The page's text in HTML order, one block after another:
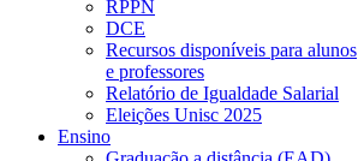
RPPN
DCE
Recursos disponíveis para alunos
e professores
Relatório de Igualdade Salarial
Eleições Unisc 2025
Ensino